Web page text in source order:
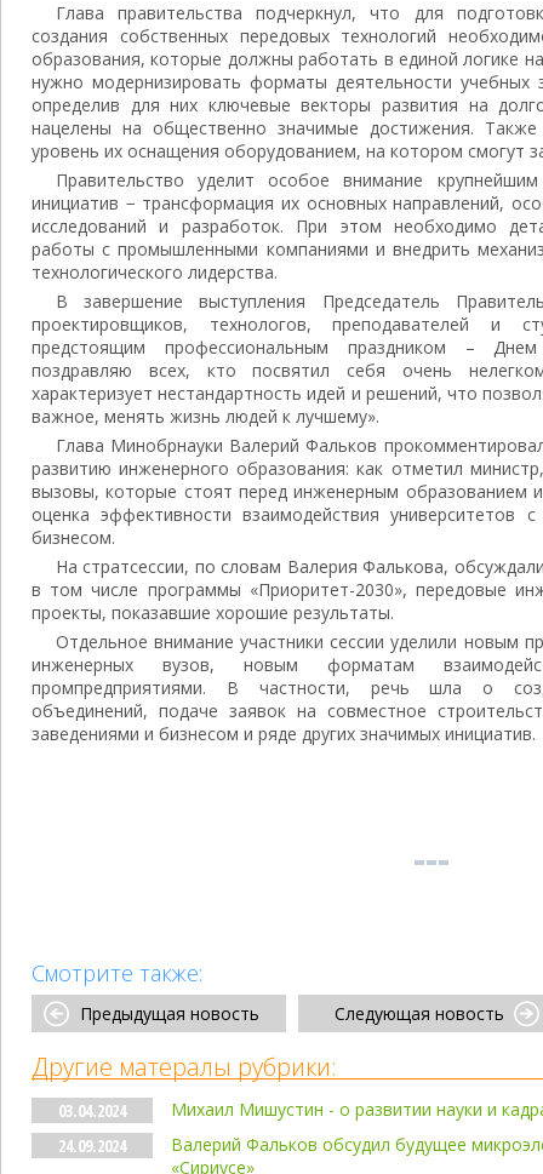
Глава правительства подчеркнул, что для
создания собственных передовых технологий
образования, которые должны работать в единой логике
нужно модернизировать форматы деятельности учебных
определив для них ключевые векторы развития на
нацелены на общественно значимые достижения.
уровень их оснащения оборудованием, на котором смогут
Правительство уделит особое внимание
инициатив − трансформация их основных направлений,
исследований и разработок. При этом необходимо
работы с промышленными компаниями и внедрить
технологического лидерства.
В завершение выступления Председатель
проектировщиков, технологов, преподавателей и
предстоящим профессиональным праздником – Днем
поздравляю всех, кто посвятил себя очень
характеризует нестандартность идей и решений, что
важное, менять жизнь людей к лучшему».
Глава Минобрнауки Валерий Фальков
развитию инженерного образования: как отметил
вызовы, которые стоят перед инженерным образованием
оценка эффективности взаимодействия университетов
бизнесом.
На стратсессии, по словам Валерия Фалькова,
в том числе программы «Приоритет-2030», передовые
проекты, показавшие хорошие результаты.
Отдельное внимание участники сессии уделили новым
инженерных вузов, новым форматам
промпредприятиями. В частности, речь шла о
объединений, подаче заявок на совместное
заведениями и бизнесом и ряде других значимых инициатив.
Смотрите также:
Предыдущая новость Следующая новость
Другие матералы рубрики:
03.04.2024
Михаил Мишустин - о развитии науки и
24.09.2024
Валерий Фальков обсудил будущее
«Сириусе»